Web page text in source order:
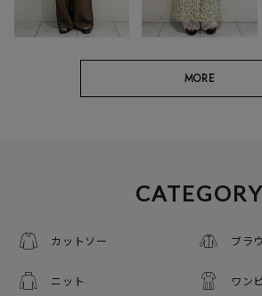
MORE
CATEGORY
カットソー ブラ
ニット ワン